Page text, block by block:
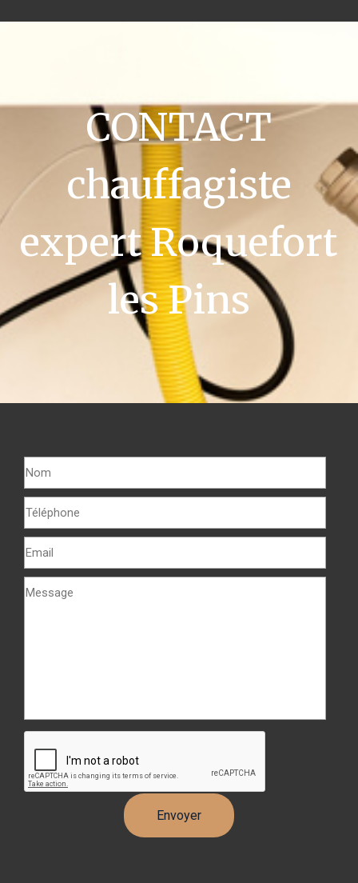
CONTACT
chauffagiste
expert Roquefort
les Pins